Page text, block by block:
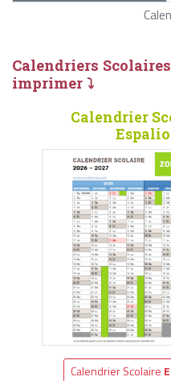
Calendriers
imprimer ⤵
Calendrier
Calendrier Scolaire